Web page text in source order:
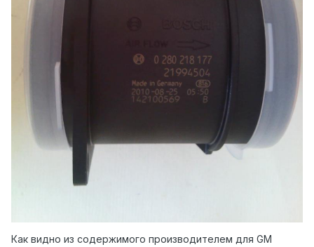
Как видно из содержимого производителем для GM